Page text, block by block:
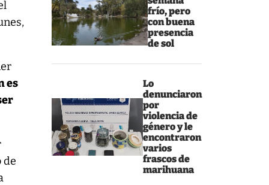
frío, pero
con buena
presencia
de sol
Lo
denunciaron
por
violencia de
género y le
encontraron
varios
frascos de
marihuana
es
de